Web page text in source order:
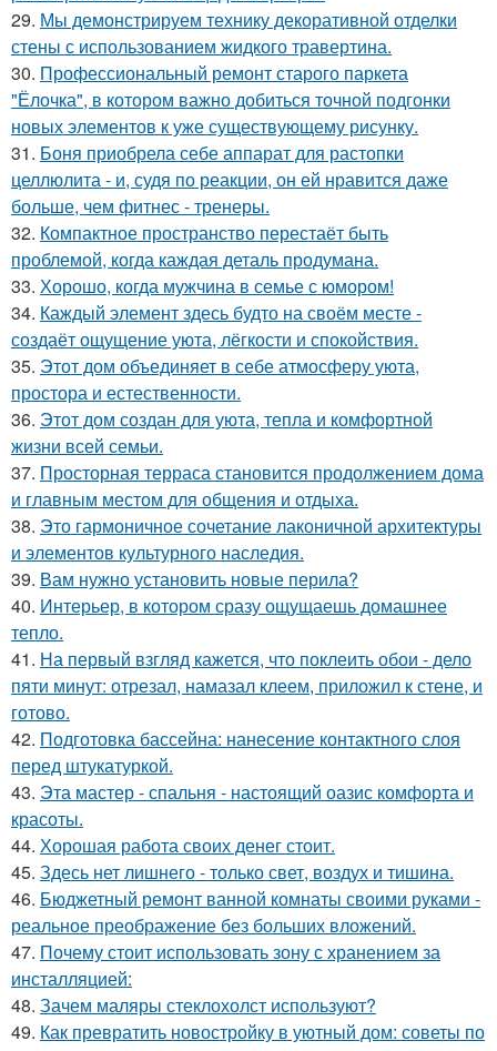
29. Мы демонстрируем технику декоративной отделки
стены с использованием жидкого травертина.
30. Профессиональный ремонт старого паркета
"Ёлочка", в котором важно добиться точной подгонки
новых элементов к уже существующему рисунку.
31. Боня приобрела себе аппарат для растопки
целлюлита - и, судя по реакции, он ей нравится даже
больше, чем фитнес - тренеры.
32. Компактное пространство перестаёт быть
проблемой, когда каждая деталь продумана.
33. Хорошо, когда мужчина в семье с юмором!
34. Каждый элемент здесь будто на своём месте -
создаёт ощущение уюта, лёгкости и спокойствия.
35. Этот дом объединяет в себе атмосферу уюта,
простора и естественности.
36. Этот дом создан для уюта, тепла и комфортной
жизни всей семьи.
37. Просторная терраса становится продолжением дома
и главным местом для общения и отдыха.
38. Это гармоничное сочетание лаконичной архитектуры
и элементов культурного наследия.
39. Вам нужно установить новые перила?
40. Интерьер, в котором сразу ощущаешь домашнее
тепло.
41. На первый взгляд кажется, что поклеить обои - дело
пяти минут: отрезал, намазал клеем, приложил к стене, и
готово.
42. Подготовка бассейна: нанесение контактного слоя
перед штукатуркой.
43. Эта мастер - спальня - настоящий оазис комфорта и
красоты.
44. Хорошая работа своих денег стоит.
45. Здесь нет лишнего - только свет, воздух и тишина.
46. Бюджетный ремонт ванной комнаты своими руками -
реальное преображение без больших вложений.
47. Почему стоит использовать зону с хранением за
инсталляцией:
48. Зачем маляры стеклохолст используют?
49. Как превратить новостройку в уютный дом: советы по